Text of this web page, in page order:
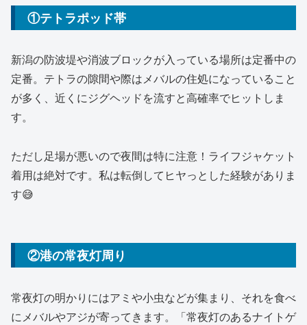
①テトラポッド帯
新潟の防波堤や消波ブロックが入っている場所は定番中の
定番。テトラの隙間や際はメバルの住処になっていること
が多く、近くにジグヘッドを流すと高確率でヒットしま
す。
ただし足場が悪いので夜間は特に注意！ライフジャケット
着用は絶対です。私は転倒してヒヤっとした経験がありま
す😅
②港の常夜灯周り
常夜灯の明かりにはアミや小虫などが集まり、それを食べ
にメバルやアジが寄ってきます。「常夜灯のあるナイトゲ